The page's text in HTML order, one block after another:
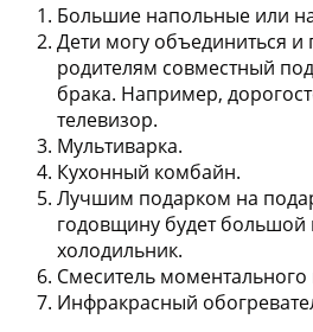
Большие напольные или
Дети могу объединиться и
родителям совместный
брака. Например,
телевизор.
Мультиварка.
Кухонный комбайн.
Лучшим подарком на
годовщину будет большой
холодильник.
Смеситель моментального
Инфракрасный